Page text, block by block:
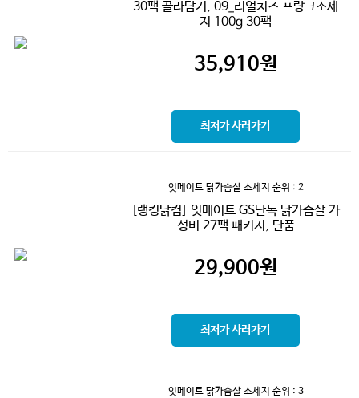
30팩 골라담기, 09_리얼치즈 프랑크소세
지 100g 30팩
35,910원
최저가 사러가기
잇메이트 닭가슴살 소세지 순위 : 2
[랭킹닭컴] 잇메이트 GS단독 닭가슴살 가
성비 27팩 패키지, 단품
29,900원
최저가 사러가기
잇메이트 닭가슴살 소세지 순위 : 3